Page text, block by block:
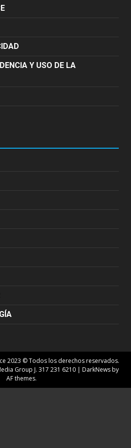
Y USO DE LA
2023 © Todos los derechos reservados.
Group J. 317 231 6210 | DarkNewsby
AF themes.